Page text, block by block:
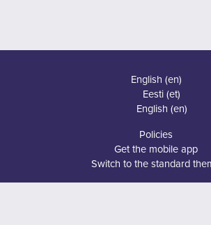
English ‎(en)‎
Eesti ‎(et)‎
English ‎(en)‎
Policies
Get the mobile app
Switch to the standard